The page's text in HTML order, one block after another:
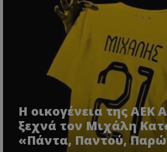
Η οικογένεια της ΑΕΚ
ξεχνά τον Μιχάλη
«Πάντα, Παντού,